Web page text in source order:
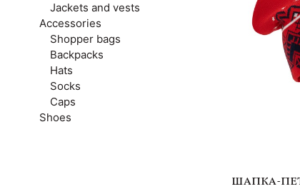
Jackets and vests
Accessories
Shopper bags
Backpacks
Hats
Socks
Caps
Shoes
ШАПКА-